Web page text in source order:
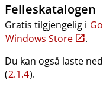
Felleskatalogen
Gratis tilgjengelig i
Windows Store
.
Du kan også laste
(2.1.4).